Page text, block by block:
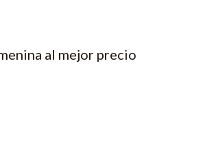
al mejor precio